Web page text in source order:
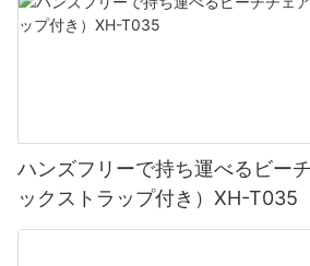
ハンズフリーで持ち運べるビー
ックストラップ付き）XH-T035